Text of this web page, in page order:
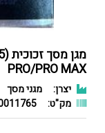
PRO/PRO MAX
יצרן:
מגני מסך
מק"ט: